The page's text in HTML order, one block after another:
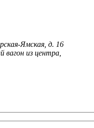
Ямская, д. 16
вагон из центра,